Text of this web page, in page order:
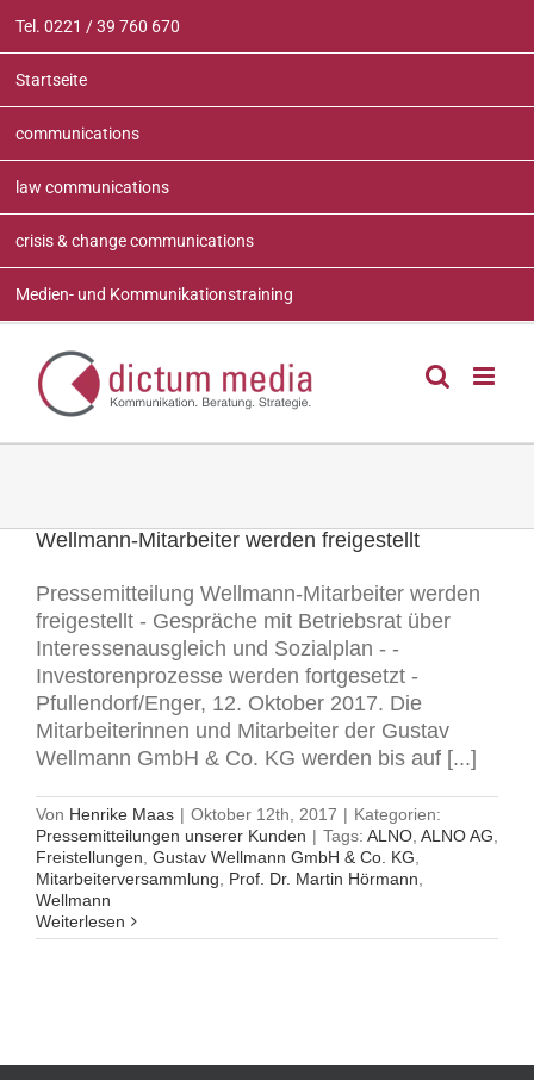
Inhalt
springen
Tel. 0221 / 39 760 670
Startseite
communications
law communications
crisis & change communications
Medien- und Kommunikationstraining
Wellmann-Mitarbeiter werden freigestellt
Pressemitteilung Wellmann-Mitarbeiter werden
freigestellt - Gespräche mit Betriebsrat über
Interessenausgleich und Sozialplan - -
Investorenprozesse werden fortgesetzt -
Pfullendorf/Enger, 12. Oktober 2017. Die
Mitarbeiterinnen und Mitarbeiter der Gustav
Wellmann GmbH & Co. KG werden bis auf [...]
Von Henrike Maas | Oktober 12th, 2017 | Kategorien:
Pressemitteilungen unserer Kunden | Tags: ALNO ALNO AG
Freistellungen Gustav Wellmann GmbH & Co. KG
Mitarbeiterversammlung
Prof. Dr. Martin Hörmann
Wellmann
Weiterlesen